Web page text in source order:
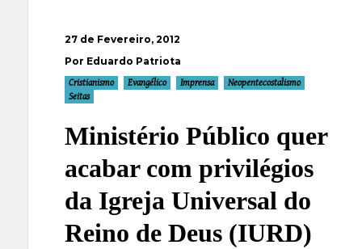
27 de Fevereiro, 2012
Por Eduardo Patriota
Cristianismo Evangélico Imprensa
Neopentecostalismo
Seitas
Ministério Público quer
acabar com privilégios
da Igreja Universal do
Reino de Deus (IURD)